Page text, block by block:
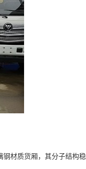
材质货厢，其分子结构稳